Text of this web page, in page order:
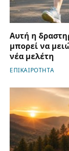
Αυτή η
μπορεί να
νέα μελέτη
ΕΠΙΚΑΙΡΟΤΗΤΑ